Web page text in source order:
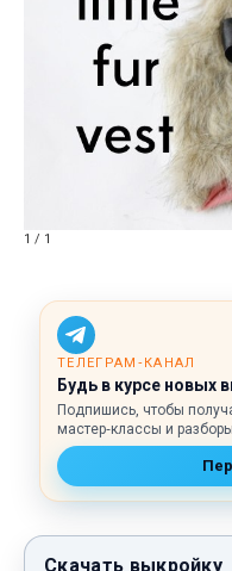
1 / 1
ТЕЛЕГРАМ‑КАНАЛ
Будь в курсе новых
Подпишись, чтобы
мастер‑классы и